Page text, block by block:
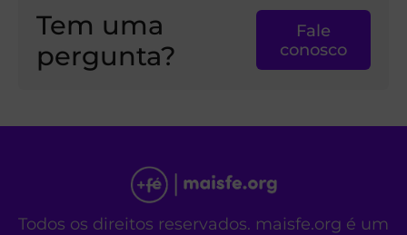
Tem uma
pergunta?
Fale
conosco
Todos os direitos reservados. maisfe.org é um